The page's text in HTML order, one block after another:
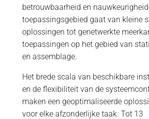
betrouwbaarheid en
toepassingsgebied gaat van kleine
oplossingen tot genetwerkte
toepassingen op het gebied van
en assemblage.
Het brede scala van beschikbare
en de flexibiliteit van de
maken een geoptimaliseerde
voor elke afzonderlijke taak. Tot 13